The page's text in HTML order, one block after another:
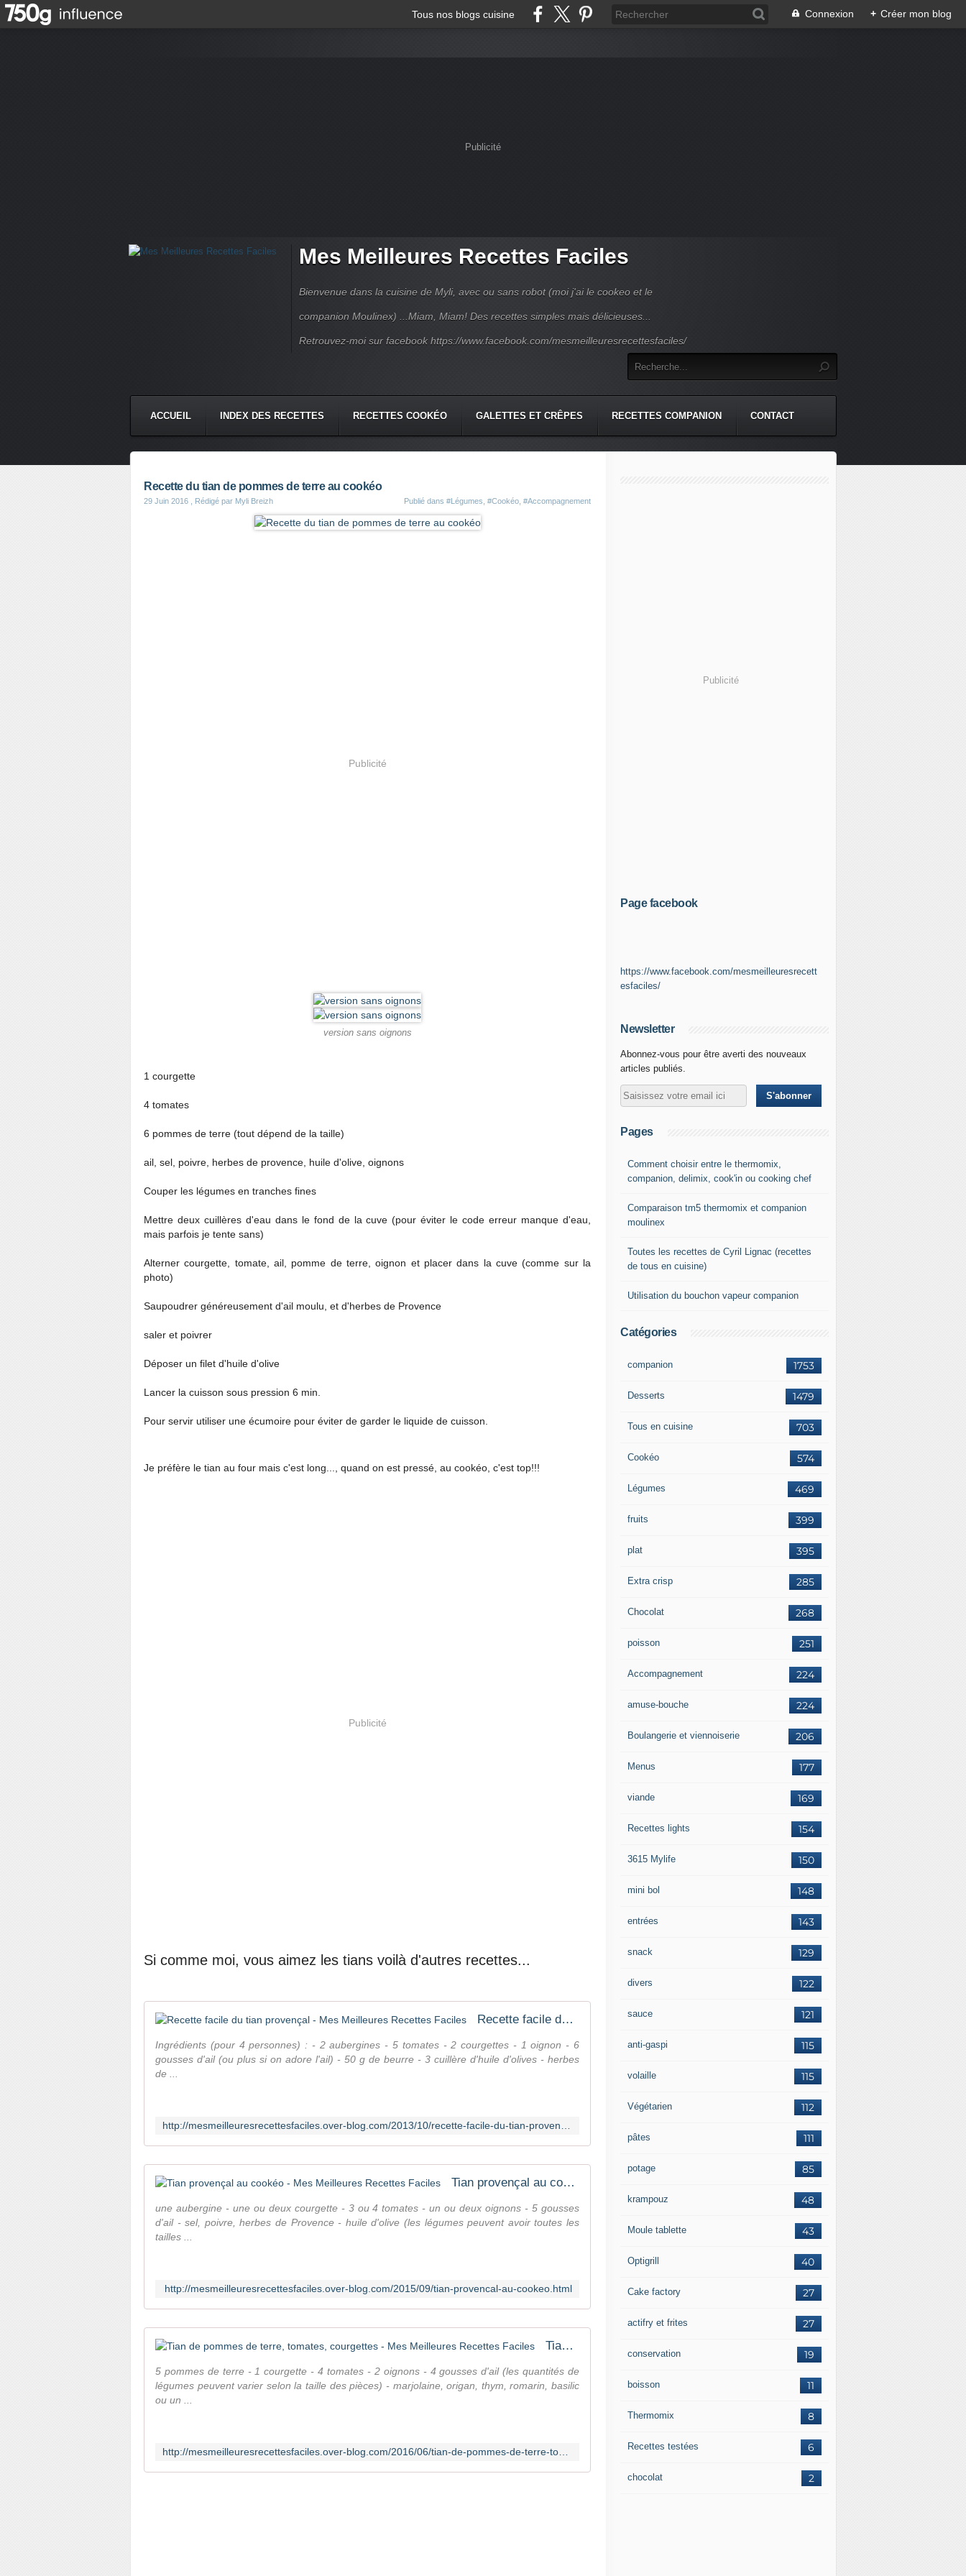
Tous nos blogs cuisine Connexion + Créer mon blog
Publicité
Mes Meilleures Recettes Faciles
Bienvenue dans la cuisine de Myli, avec ou sans robot (moi j'ai le cookeo et le
companion Moulinex) ...Miam, Miam! Des recettes simples mais délicieuses...
Retrouvez-moi sur facebook https://www.facebook.com/mesmeilleuresrecettesfaciles/
ACCUEIL INDEX DES RECETTES RECETTES COOKÉO GALETTES ET CRÊPES RECETTES COMPANION CONTACT
Recette du tian de pommes de terre au cookéo
29 Juin 2016 , Rédigé par Myli Breizh Publié dans #Légumes #Cookéo #Accompagnement
Publicité
version sans oignons
1 courgette
4 tomates
6 pommes de terre (tout dépend de la taille)
ail, sel, poivre, herbes de provence, huile d'olive, oignons
Couper les légumes en tranches fines
Mettre deux cuillères d'eau dans le fond de la cuve (pour éviter le code erreur manque d'eau,
mais parfois je tente sans)
Alterner courgette, tomate, ail, pomme de terre, oignon et placer dans la cuve (comme sur la
photo)
Saupoudrer généreusement d'ail moulu, et d'herbes de Provence
saler et poivrer
Déposer un filet d'huile d'olive
Lancer la cuisson sous pression 6 min.
Pour servir utiliser une écumoire pour éviter de garder le liquide de cuisson.
Je préfère le tian au four mais c'est long..., quand on est pressé, au cookéo, c'est top!!!
Publicité
Si comme moi, vous aimez les tians voilà d'autres recettes...
Recette facile du tian provençal - Mes Meilleures Recettes Faciles
Ingrédients (pour 4 personnes) : - 2 aubergines - 5 tomates - 2 courgettes - 1 oignon - 6
gousses d'ail (ou plus si on adore l'ail) - 50 g de beurre - 3 cuillère d'huile d'olives - herbes
de ...
Tian provençal au cookéo - Mes Meilleures Recettes Faciles
une aubergine - une ou deux courgette - 3 ou 4 tomates - un ou deux oignons - 5 gousses
d'ail - sel, poivre, herbes de Provence - huile d'olive (les légumes peuvent avoir toutes les
tailles ...
http://mesmeilleuresrecettesfaciles.over-blog.com/2015/09/tian-provencal-au-cookeo.html
Tian de pommes de terre, tomates, courgettes - Mes Meilleures Recettes Faciles
5 pommes de terre - 1 courgette - 4 tomates - 2 oignons - 4 gousses d'ail (les quantités de
légumes peuvent varier selon la taille des pièces) - marjolaine, origan, thym, romarin, basilic
ou un ...
Publicité
Page facebook
https://www.facebook.com/mesmeilleuresrecett
esfaciles/
Newsletter
Abonnez-vous pour être averti des nouveaux
articles publiés.
Pages
Comment choisir entre le thermomix,
companion, delimix, cook'in ou cooking chef
Comparaison tm5 thermomix et companion
moulinex
Toutes les recettes de Cyril Lignac (recettes
de tous en cuisine)
Utilisation du bouchon vapeur companion
Catégories
1753
companion
1479
Desserts
703
Tous en cuisine
574
Cookéo
469
Légumes
399
fruits
395
plat
285
Extra crisp
268
Chocolat
251
poisson
224
Accompagnement
224
amuse-bouche
206
Boulangerie et viennoiserie
177
Menus
169
viande
154
Recettes lights
150
3615 Mylife
148
mini bol
143
entrées
129
snack
122
divers
121
sauce
115
anti-gaspi
115
volaille
112
Végétarien
111
pâtes
85
potage
48
krampouz
43
Moule tablette
40
Optigrill
27
Cake factory
27
actifry et frites
19
conservation
11
boisson
8
Thermomix
6
Recettes testées
2
chocolat